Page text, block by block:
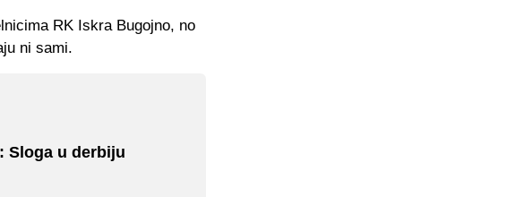
RK Iskra Bugojno, no
ni sami.
Sloga u derbiju